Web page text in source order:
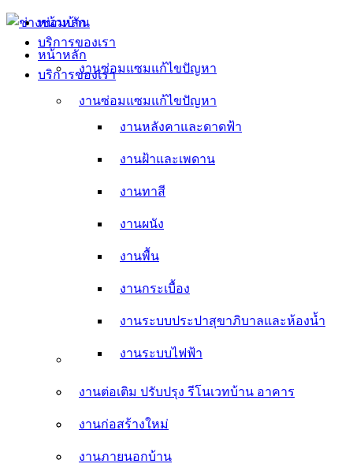
Skip
content
หน้าหลัก
บริการของเรา
งานซ่อมแซมแก้ไขปัญหา
งานหลังคาและดาดฟ้า
งานฝ้าและเพดาน
งานทาสี
งานผนัง
งานพื้น
งานกระเบื้อง
งานระบบประปาสุขาภิบาลและห้องน้ำ
งานระบบไฟฟ้า
งานต่อเติม ปรับปรุง รีโนเวทบ้าน อาคาร
งานก่อสร้างใหม่
งานภายนอกบ้าน
หน้าหลัก
บริการของเรา
งานซ่อมแซมแก้ไขปัญหา
งานหลังคาและดาดฟ้า
งานฝ้าและเพดาน
งานทาสี
งานผนัง
งานพื้น
งานกระเบื้อง
งานระบบประปาสุขาภิบาลและห้องน้ำ
งานระบบไฟฟ้า
งานต่อเติม ปรับปรุง รีโนเวทบ้าน อาคาร
งานก่อสร้างใหม่
งานภายนอกบ้าน
อื่นๆ